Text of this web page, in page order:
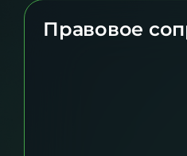
Правовое